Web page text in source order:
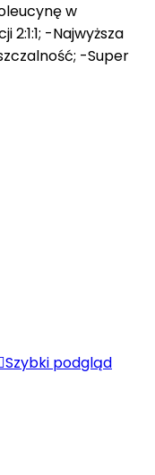
w
-Najwyższa
-Super
Szybki podgląd